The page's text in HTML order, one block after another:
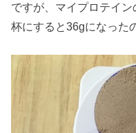
ですが、マイプロテイ
杯にすると36gになった